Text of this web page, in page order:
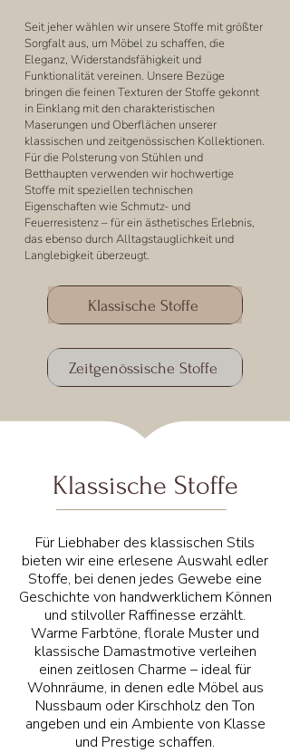
Seit jeher wählen wir unsere Stoffe mit größter
Sorgfalt aus, um Möbel zu schaffen, die
Eleganz, Widerstandsfähigkeit und
Funktionalität vereinen. Unsere Bezüge
bringen die feinen Texturen der Stoffe gekonnt
in Einklang mit den charakteristischen
Maserungen und Oberflächen unserer
klassischen und zeitgenössischen Kollektionen.
Für die Polsterung von Stühlen und
Betthaupten verwenden wir hochwertige
Stoffe mit speziellen technischen
Eigenschaften wie Schmutz- und
Feuerresistenz – für ein ästhetisches Erlebnis,
das ebenso durch Alltagstauglichkeit und
Langlebigkeit überzeugt.
Klassische Stoffe
Zeitgenössische Stoffe
Klassische Stoffe
Für Liebhaber des klassischen Stils
bieten wir eine erlesene Auswahl edler
Stoffe, bei denen jedes Gewebe eine
Geschichte von handwerklichem Können
und stilvoller Raffinesse erzählt.
Warme Farbtöne, florale Muster und
klassische Damastmotive verleihen
einen zeitlosen Charme – ideal für
Wohnräume, in denen edle Möbel aus
Nussbaum oder Kirschholz den Ton
angeben und ein Ambiente von Klasse
und Prestige schaffen.